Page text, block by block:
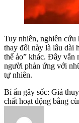
Tuy nhiên, nghiên cứu
thay đổi này là lâu dài
thể ảo” khác. Đây vẫn
người phản ứng với
tự nhiên.
Bí ẩn gây sốc: Giả
chất hoạt động bằng